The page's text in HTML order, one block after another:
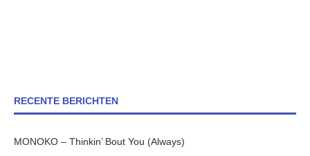
RECENTE BERICHTEN
MONOKO – Thinkin’ Bout You (Always)